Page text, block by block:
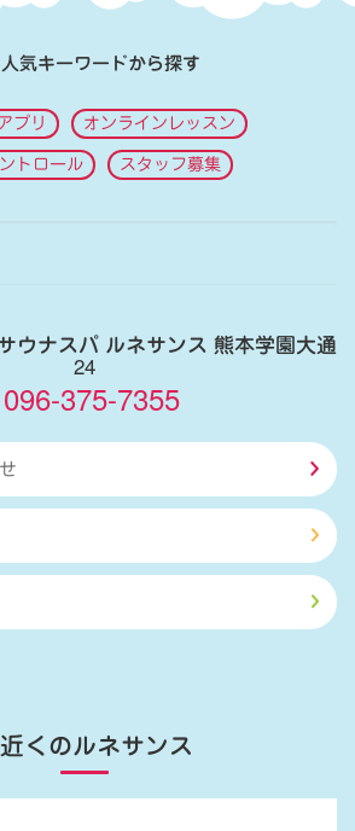
人気キーワードから探す
プリ オンラインレッスン
トロール スタッフ募集
ウナスパ ルネサンス 熊本学園大通
24
096-375-7355
くのルネサンス